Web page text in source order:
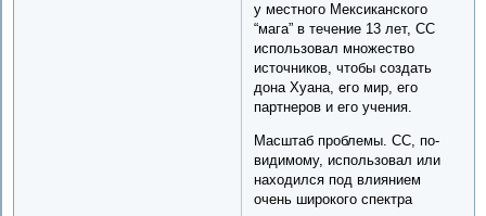
у местного Мексиканского
“мага” в течение 13 лет, CC
использовал множество
источников, чтобы создать
дона Хуана, его мир, его
партнеров и его учения.
Масштаб проблемы. CC, по-
видимому, использовал или
находился под влиянием
очень широкого спектра